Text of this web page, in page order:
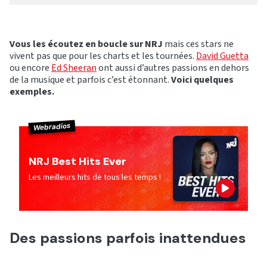
Vous les écoutez en boucle sur NRJ mais ces stars ne
vivent pas que pour les charts et les tournées. David Guetta
ou encore Ed Sheeranont aussi d’autres passions en dehors
de la musique et parfois c’est étonnant.Voici quelques
exemples.
Webradios
NRJ Best Hits Ever
Les meilleurs hits de tous les temps !
Des passions parfois inattendues